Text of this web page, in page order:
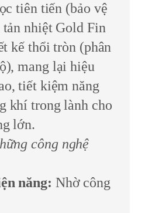
tiên tiến (bảo vệ
tản nhiệt Gold Fin
kế thổi tròn (phân
mang lại hiệu
tiết kiệm năng
khí trong lành cho
lớn.
công nghệ
năng: Nhờ công